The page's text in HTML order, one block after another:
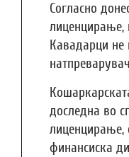
Согласно
лиценцирање,
Кавадарци не
доследна во
лиценцирање,
финансиска